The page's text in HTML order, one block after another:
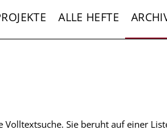
ALLE HEFTE
Sie beruht auf einer